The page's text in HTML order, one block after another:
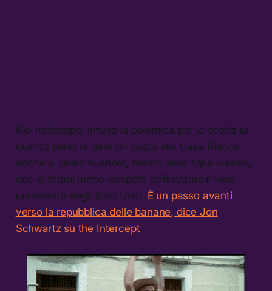
Nel frattempo, infuria la polemica per la scelta (a
quanto pare) di dare un posto alla Casa Bianca
anche a Jared Kushner, marito della figlia Ivanka,
che in tempi meno-sospetti definivamo il vero
presidente degli Stati Uniti. È un passo avanti
verso la repubblica delle banane, dice Jon
Schwartz su the Intercept.